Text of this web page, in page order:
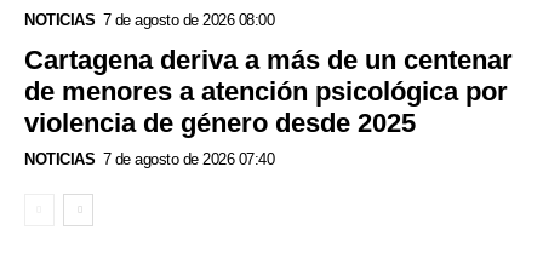
NOTICIAS 7 de agosto de 2026 08:00
Cartagena deriva a más de un centenar
de menores a atención psicológica por
violencia de género desde 2025
NOTICIAS 7 de agosto de 2026 07:40